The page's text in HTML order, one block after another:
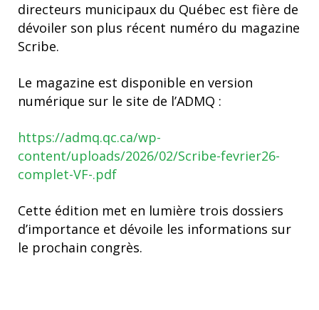
directeurs municipaux du Québec est fière de
dévoiler son plus récent numéro du magazine
Scribe.
Le magazine est disponible en version
numérique sur le site de l’ADMQ :
https://admq.qc.ca/wp-
content/uploads/2026/02/Scribe-fevrier26-
complet-VF-.pdf
Cette édition met en lumière trois dossiers
d’importance et dévoile les informations sur
le prochain congrès.